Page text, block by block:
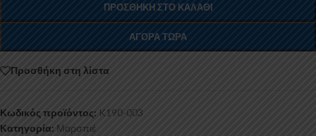
ΠΡΟΣΘΉΚΗ ΣΤΟ ΚΑΛΆΘΙ
ΑΓΟΡΆ ΤΏΡΑ
Προσθήκη στη λίστα
Κωδικός προϊόντος: K190-003
Κατηγορία: Μαρσπιέ